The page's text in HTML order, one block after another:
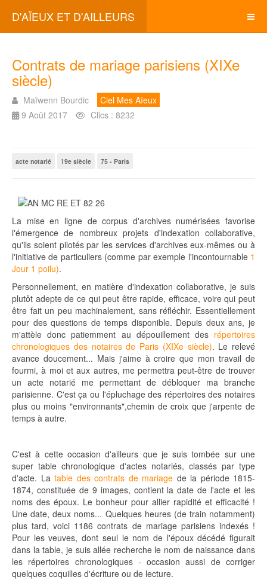
D'AÏEUX ET D'AILLEURS
Contrats de mariage parisiens (XIXe
siècle)
Maïwenn Bourdic
Ciel Mes Aïeux
9 Août 2017
Clics : 8232
acte notarié 19e siècle 75 - Paris
La mise en ligne de corpus d'archives numérisées favorise
l'émergence de nombreux projets d'indexation collaborative,
qu'ils soient pilotés par les services d'archives eux-mêmes ou à
l'initiative de particuliers (comme par exemple l'incontournable 1
Jour 1 poilu).
Personnellement, en matière d'indexation collaborative, je suis
plutôt adepte de ce qui peut être rapide, efficace, voire qui peut
être fait un peu machinalement, sans réfléchir. Essentiellement
pour des questions de temps disponible. Depuis deux ans, je
m'attèle donc patiemment au dépouillement des répertoires
chronologiques des notaires de Paris (XIXe siècle). Le relevé
avance doucement... Mais j'aime à croire que mon travail de
fourmi, à moi et aux autres, me permettra peut-être de trouver
un acte notarié me permettant de débloquer ma branche
parisienne. C'est ça ou l'épluchage des répertoires des notaires
plus ou moins "environnants",chemin de croix que j'arpente de
temps à autre.
C'est à cette occasion d'ailleurs que je suis tombée sur une
super table chronologique d'actes notariés, classés par type
d'acte. La table des contrats de mariage de la période 1815-
1874, constituée de 9 images, contient la date de l'acte et les
noms des époux. Le bonheur pour allier rapidité et efficacité !
Une date, deux noms... Quelques heures (de train notamment)
plus tard, voici 1186 contrats de mariage parisiens indexés !
Pour les veuves, dont seul le nom de l'époux décédé figurait
dans la table, je suis allée recherche le nom de naissance dans
les répertoires chronologiques - occasion aussi de corriger
quelques coquilles d'écriture ou de lecture.